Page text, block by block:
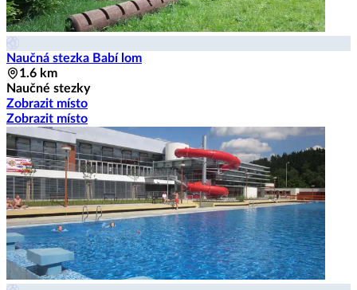
Naučná stezka Babí lom
1.6 km
Naučné stezky
Zobrazit místo
Zobrazit místo